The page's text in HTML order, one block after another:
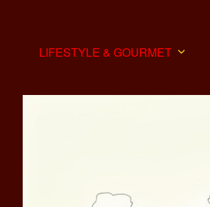
LIFESTYLE & GOURMET